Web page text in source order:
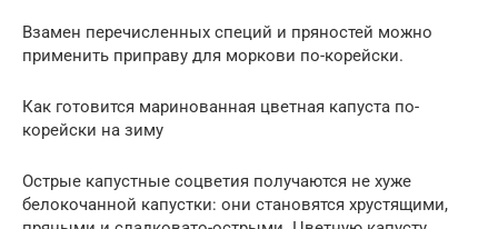
Взамен перечисленных специй и пряностей можно
применить приправу для моркови по-корейски.
Как готовится маринованная цветная капуста по-
корейски на зиму
Острые капустные соцветия получаются не хуже
белокочанной капустки: они становятся хрустящими,